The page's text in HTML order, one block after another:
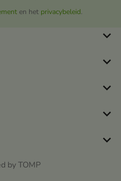
en het privacybeleid.
keyboard_arrow_down
keyboard_arrow_down
keyboard_arrow_down
keyboard_arrow_down
keyboard_arrow_down
by TOMP